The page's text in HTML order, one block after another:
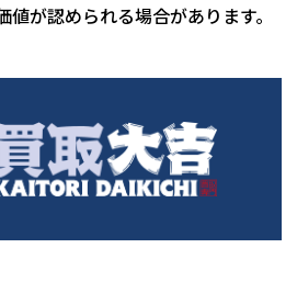
が認められる場合があります。